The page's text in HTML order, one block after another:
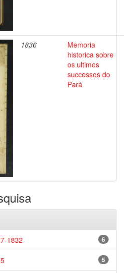
1836
Memoria
historica sobre
os ultimos
successos do
Pará
6
1832
5